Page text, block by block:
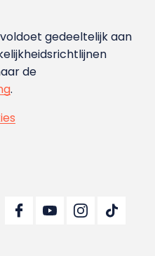
gedeeltelijk aan
de
.